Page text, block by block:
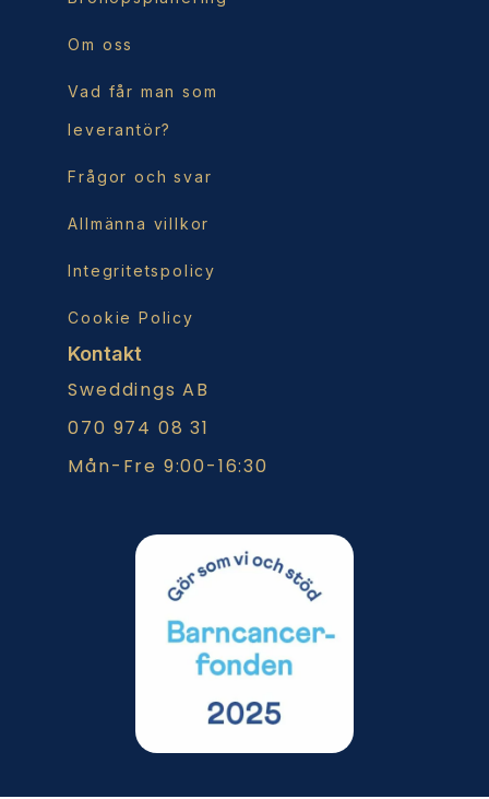
Om oss
Vad får man som
leverantör?
Frågor och svar
Allmänna villkor
Integritetspolicy
Cookie Policy
Kontakt
Sweddings AB
070 974 08 31
Mån-Fre 9:00-16:30